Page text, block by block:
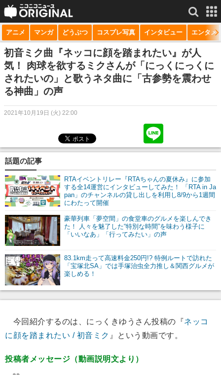
サービス一覧 もっと見る
niconico
動画
生放送
ニュース
マンガ
ニコニコQ
アニメ マンガ どうぶつ コスプレ写真 インタビュー エンタメ
初音ミク曲『ネッコに顔を踏まれたい』が人
気！ 肉球を欲するミクさんが「にっくにっくに
されたいの」と歌うネタ曲に「古参勢を震わせ
る神曲」の声
2021年10月19日 (火) 22:00
話題の記事
RTAイベントリレー『RTAちゃんの夏休み』に参加
する全14運営にインタビューしてみた！ 「RTA in Ja
pan」のチャンネルの貸し出しを利用し8/9から1週間
にわたって開催
豪華列車「夢空間」の食堂車のグルメを楽しんでき
た！ 人々を魅了した“特別な時間”を味わう様子に
「いいなあ」「行ってみたい」の声
83.1km走って高速料金250円!? 特例ルートで訪れた
「宝塚北SA」では手塚治虫全力推し＆関西グルメが
楽しめる！
今回紹介するのは、にっくきゆうさん投稿の『ネッコ
に顔を踏まれたい / 初音ミク 』という動画です。
投稿者メッセージ（動画説明文より）